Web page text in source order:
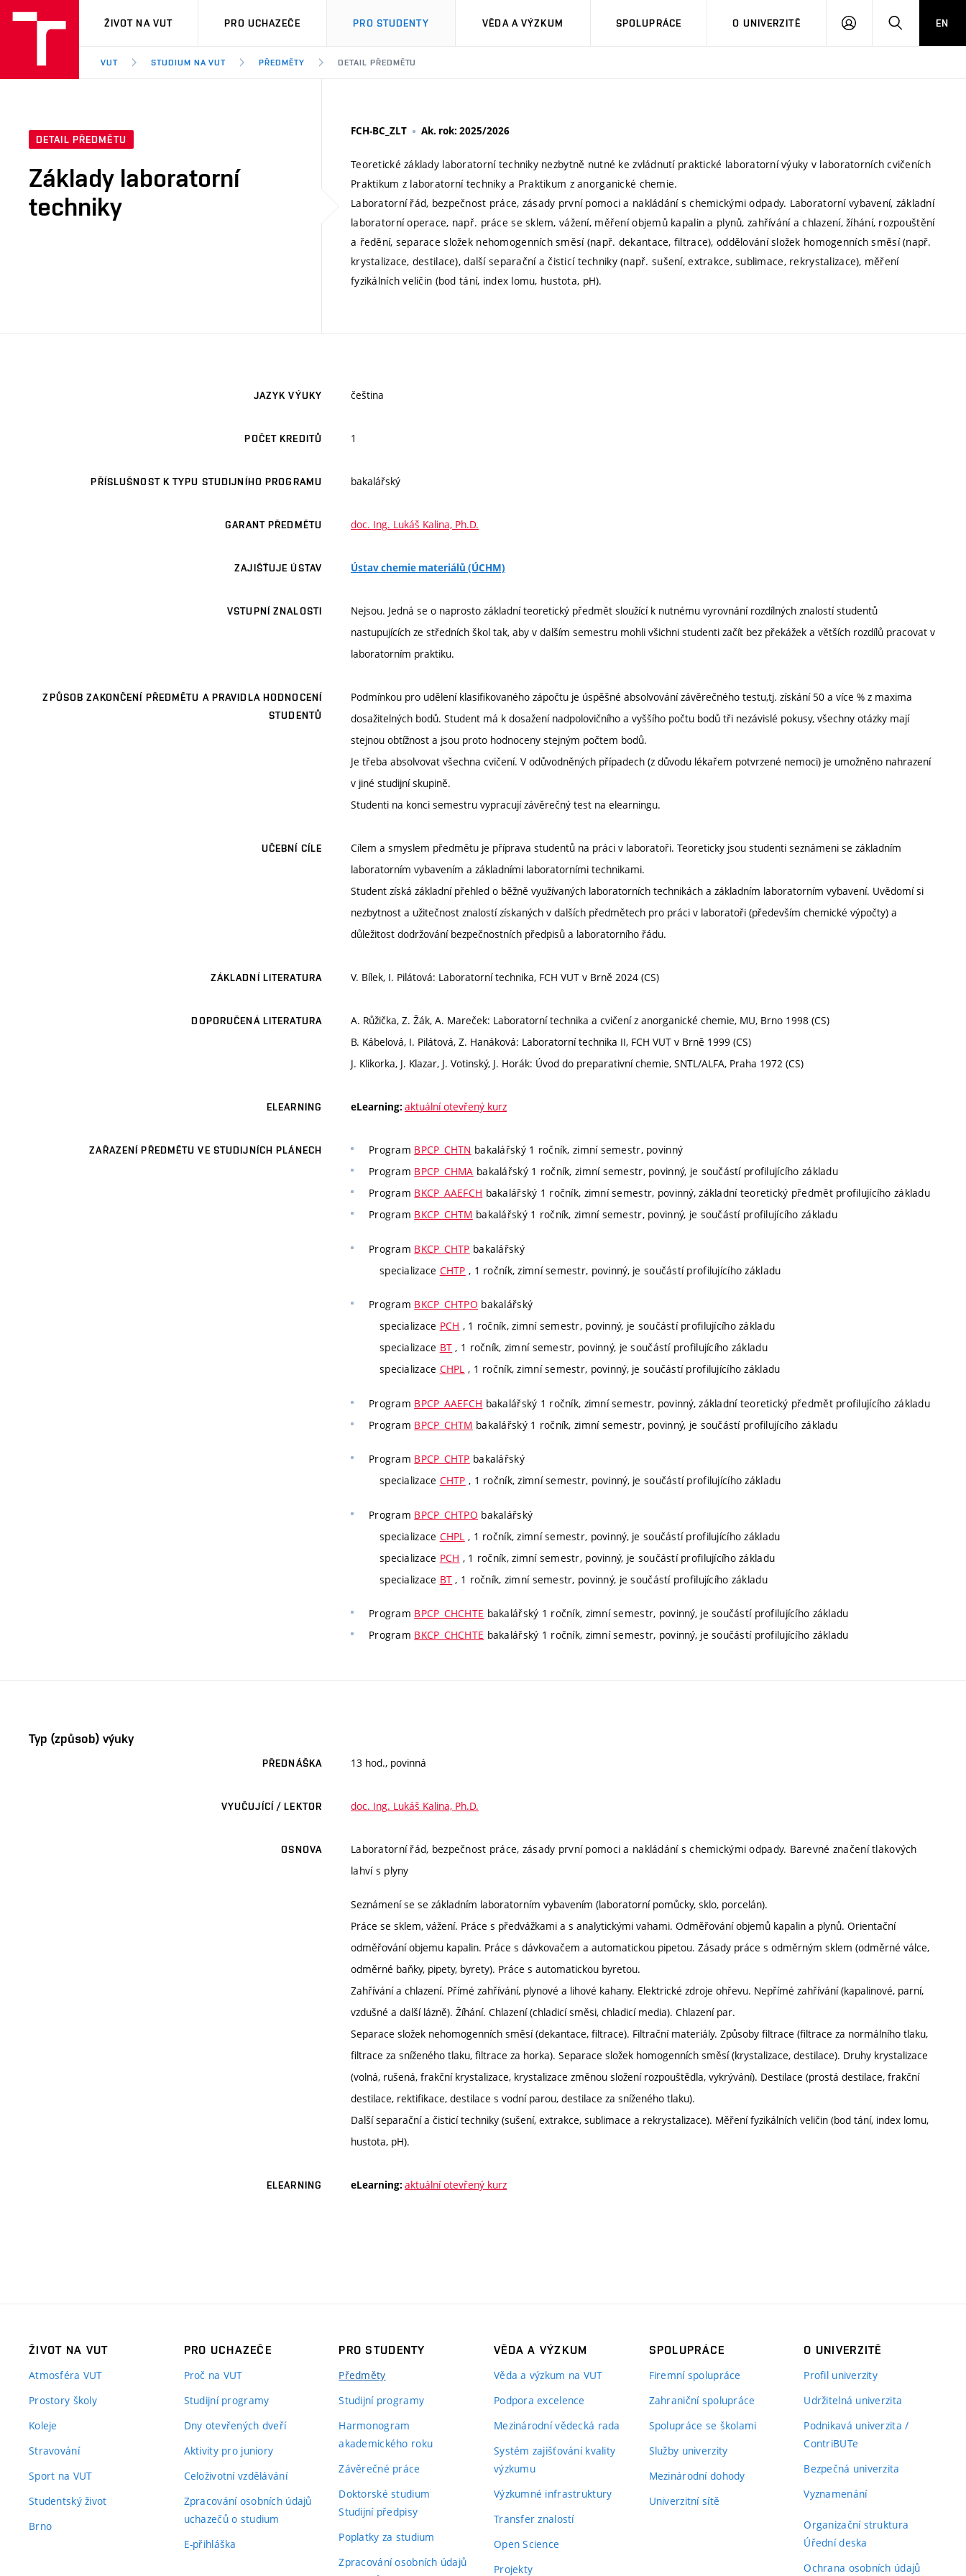
VUT
ŽIVOT NA VUT PRO UCHAZEČE PRO STUDENTY VĚDA A VÝZKUM SPOLUPRÁCE O UNIVERZITĚ
PŘIHLÁSIT HLEDATEN
VUT STUDIUM NA VUT PŘEDMĚTY DETAIL PŘEDMĚTU
DETAIL PŘEDMĚTU
Základy laboratorní
techniky
FCH-BC_ZLT Ak. rok: 2025/2026
Teoretické základy laboratorní techniky nezbytně nutné ke zvládnutí praktické laboratorní výuky v laboratorních cvičeních
Praktikum z laboratorní techniky a Praktikum z anorganické chemie.
Laboratorní řád, bezpečnost práce, zásady první pomoci a nakládání s chemickými odpady. Laboratorní vybavení, základní
laboratorní operace, např. práce se sklem, vážení, měření objemů kapalin a plynů, zahřívání a chlazení, žíhání, rozpouštění
a ředění, separace složek nehomogenních směsí (např. dekantace, filtrace), oddělování složek homogenních směsí (např.
krystalizace, destilace), další separační a čisticí techniky (např. sušení, extrakce, sublimace, rekrystalizace), měření
fyzikálních veličin (bod tání, index lomu, hustota, pH).
JAZYK VÝUKY čeština
POČET KREDITŮ 1
PŘÍSLUŠNOST K TYPU STUDIJNÍHO PROGRAMU bakalářský
GARANT PŘEDMĚTU doc. Ing. Lukáš Kalina, Ph.D.
ZAJIŠŤUJE ÚSTAV Ústav chemie materiálů (ÚCHM)
VSTUPNÍ ZNALOSTI
Nejsou. Jedná se o naprosto základní teoretický předmět sloužící k nutnému vyrovnání rozdílných znalostí studentů
nastupujících ze středních škol tak, aby v dalším semestru mohli všichni studenti začít bez překážek a větších rozdílů pracovat v
laboratorním praktiku.
ZPŮSOB ZAKONČENÍ PŘEDMĚTU A PRAVIDLA HODNOCENÍ
STUDENTŮ
Podmínkou pro udělení klasifikovaného zápočtu je úspěšné absolvování závěrečného testu,tj. získání 50 a více % z maxima
dosažitelných bodů. Student má k dosažení nadpolovičního a vyššího počtu bodů tři nezávislé pokusy, všechny otázky mají
stejnou obtížnost a jsou proto hodnoceny stejným počtem bodů.
Je třeba absolvovat všechna cvičení. V odůvodněných případech (z důvodu lékařem potvrzené nemoci) je umožněno nahrazení
v jiné studijní skupině.
Studenti na konci semestru vypracují závěrečný test na elearningu.
UČEBNÍ CÍLE
Cílem a smyslem předmětu je příprava studentů na práci v laboratoři. Teoreticky jsou studenti seznámeni se základním
laboratorním vybavením a základními laboratorními technikami.
Student získá základní přehled o běžně využívaných laboratorních technikách a základním laboratorním vybavení. Uvědomí si
nezbytnost a užitečnost znalostí získaných v dalších předmětech pro práci v laboratoři (především chemické výpočty) a
důležitost dodržování bezpečnostních předpisů a laboratorního řádu.
ZÁKLADNÍ LITERATURA V. Bílek, I. Pilátová: Laboratorní technika, FCH VUT v Brně 2024 (CS)
DOPORUČENÁ LITERATURA
A. Růžička, Z. Žák, A. Mareček: Laboratorní technika a cvičení z anorganické chemie, MU, Brno 1998 (CS)
B. Kábelová, I. Pilátová, Z. Hanáková: Laboratorní technika II, FCH VUT v Brně 1999 (CS)
J. Klikorka, J. Klazar, J. Votinský, J. Horák: Úvod do preparativní chemie, SNTL/ALFA, Praha 1972 (CS)
ELEARNING eLearning: aktuální otevřený kurz
ZAŘAZENÍ PŘEDMĚTU VE STUDIJNÍCH PLÁNECH Program BPCP_CHTN bakalářský 1 ročník, zimní semestr, povinný
Program BPCP_CHMA bakalářský 1 ročník, zimní semestr, povinný, je součástí profilujícího základu
Program BKCP_AAEFCH bakalářský 1 ročník, zimní semestr, povinný, základní teoretický předmět profilujícího základu
Program BKCP_CHTM bakalářský 1 ročník, zimní semestr, povinný, je součástí profilujícího základu
Program BKCP_CHTP bakalářský
specializace CHTP , 1 ročník, zimní semestr, povinný, je součástí profilujícího základu
Program BKCP_CHTPO bakalářský
specializace PCH , 1 ročník, zimní semestr, povinný, je součástí profilujícího základu
specializace BT , 1 ročník, zimní semestr, povinný, je součástí profilujícího základu
specializace CHPL , 1 ročník, zimní semestr, povinný, je součástí profilujícího základu
Program BPCP_AAEFCH bakalářský 1 ročník, zimní semestr, povinný, základní teoretický předmět profilujícího základu
Program BPCP_CHTM bakalářský 1 ročník, zimní semestr, povinný, je součástí profilujícího základu
Program BPCP_CHTP bakalářský
specializace CHTP , 1 ročník, zimní semestr, povinný, je součástí profilujícího základu
Program BPCP_CHTPO bakalářský
specializace CHPL , 1 ročník, zimní semestr, povinný, je součástí profilujícího základu
specializace PCH , 1 ročník, zimní semestr, povinný, je součástí profilujícího základu
specializace BT , 1 ročník, zimní semestr, povinný, je součástí profilujícího základu
Program BPCP_CHCHTE bakalářský 1 ročník, zimní semestr, povinný, je součástí profilujícího základu
Program BKCP_CHCHTE bakalářský 1 ročník, zimní semestr, povinný, je součástí profilujícího základu
Typ (způsob) výuky
PŘEDNÁŠKA 13 hod., povinná
VYUČUJÍCÍ / LEKTOR doc. Ing. Lukáš Kalina, Ph.D.
OSNOVA
Laboratorní řád, bezpečnost práce, zásady první pomoci a nakládání s chemickými odpady. Barevné značení tlakových
lahví s plyny
Seznámení se se základním laboratorním vybavením (laboratorní pomůcky, sklo, porcelán).
Práce se sklem, vážení. Práce s předvážkami a s analytickými vahami. Odměřování objemů kapalin a plynů. Orientační
odměřování objemu kapalin. Práce s dávkovačem a automatickou pipetou. Zásady práce s odměrným sklem (odměrné válce,
odměrné baňky, pipety, byrety). Práce s automatickou byretou.
Zahřívání a chlazení. Přímé zahřívání, plynové a lihové kahany. Elektrické zdroje ohřevu. Nepřímé zahřívání (kapalinové, parní,
vzdušné a další lázně). Žíhání. Chlazení (chladicí směsi, chladicí media). Chlazení par.
Separace složek nehomogenních směsí (dekantace, filtrace). Filtrační materiály. Způsoby filtrace (filtrace za normálního tlaku,
filtrace za sníženého tlaku, filtrace za horka). Separace složek homogenních směsí (krystalizace, destilace). Druhy krystalizace
(volná, rušená, frakční krystalizace, krystalizace změnou složení rozpouštědla, vykrývání). Destilace (prostá destilace, frakční
destilace, rektifikace, destilace s vodní parou, destilace za sníženého tlaku).
Další separační a čisticí techniky (sušení, extrakce, sublimace a rekrystalizace). Měření fyzikálních veličin (bod tání, index lomu,
hustota, pH).
ELEARNING eLearning: aktuální otevřený kurz
ŽIVOT NA VUT
Atmosféra VUT
Prostory školy
Koleje
Stravování
Sport na VUT
Studentský život
Brno
PRO UCHAZEČE
Proč na VUT
Studijní programy
Dny otevřených dveří
Aktivity pro juniory
Celoživotní vzdělávání
Zpracování osobních údajů
uchazečů o studium
E-přihláška
PRO STUDENTY
Předměty
Studijní programy
Harmonogram
akademického roku
Závěrečné práce
Doktorské studium
Studijní předpisy
Poplatky za studium
Zpracování osobních údajů
VĚDA A VÝZKUM
Věda a výzkum na VUT
Podpora excelence
Mezinárodní vědecká rada
Systém zajišťování kvality
výzkumu
Výzkumné infrastruktury
Transfer znalostí
Open Science
Projekty
SPOLUPRÁCE
Firemní spolupráce
Zahraniční spolupráce
Spolupráce se školami
Služby univerzity
Mezinárodní dohody
Univerzitní sítě
O UNIVERZITĚ
Profil univerzity
Udržitelná univerzita
Podnikavá univerzita /
ContriBUTe
Bezpečná univerzita
Vyznamenání
Organizační struktura
Úřední deska
Ochrana osobních údajů